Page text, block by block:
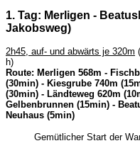
1. Tag: Merligen -
Jakobsweg)
2h45, auf- und abwärts je 320m
h)
Route: Merligen 568m -
(30min) - Kiesgrube 740m
(30min) - Ländteweg 620m
Gelbenbrunnen (15min) -
Neuhaus (5min)
Gemütlicher Start der